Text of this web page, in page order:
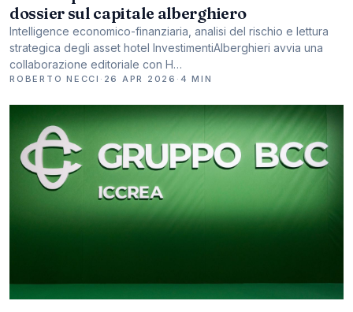
dossier sul capitale alberghiero
Intelligence economico-finanziaria, analisi del rischio e lettura
strategica degli asset hotel InvestimentiAlberghieri avvia una
collaborazione editoriale con H…
ROBERTO NECCI · 26 APR 2026 · 4 MIN